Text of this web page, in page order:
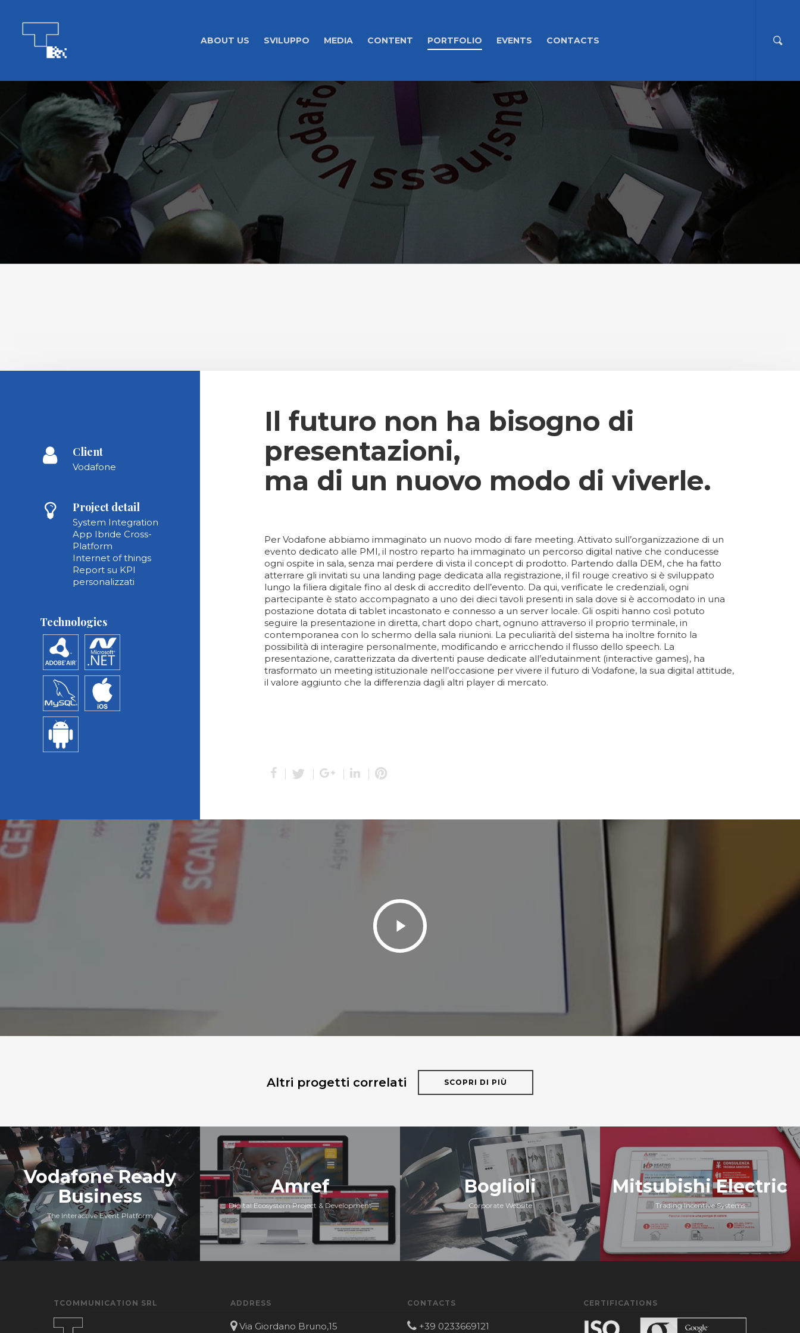
ABOUT US SVILUPPO MEDIA CONTENT PORTFOLIO EVENTS CONTACTS
Client
Vodafone
Project detail
System Integration
App Ibride Cross-
Platform
Internet of things
Report su KPI
personalizzati
Technologies
Il futuro non ha bisogno di
presentazioni,
ma di un nuovo modo di viverle.
Per Vodafone abbiamo immaginato un nuovo modo di fare meeting. Attivato sull’organizzazione di un
evento dedicato alle PMI, il nostro reparto ha immaginato un percorso digital native che conducesse
ogni ospite in sala, senza mai perdere di vista il concept di prodotto. Partendo dalla DEM, che ha fatto
atterrare gli invitati su una landing page dedicata alla registrazione, il fil rouge creativo si è sviluppato
lungo la filiera digitale fino al desk di accredito dell’evento. Da qui, verificate le credenziali, ogni
partecipante è stato accompagnato a uno dei dieci tavoli presenti in sala dove si è accomodato in una
postazione dotata di tablet incastonato e connesso a un server locale. Gli ospiti hanno così potuto
seguire la presentazione in diretta, chart dopo chart, ognuno attraverso il proprio terminale, in
contemporanea con lo schermo della sala riunioni. La peculiarità del sistema ha inoltre fornito la
possibilità di interagire personalmente, modificando e arricchendo il flusso dello speech. La
presentazione, caratterizzata da divertenti pause dedicate all’edutainment (interactive games), ha
trasformato un meeting istituzionale nell’occasione per vivere il futuro di Vodafone, la sua digital attitude,
il valore aggiunto che la differenzia dagli altri player di mercato.
Altri progetti correlati SCOPRI DI PIÙ
Vodafone Ready
Business
The Interactive Event Platform
Amref
Digital Ecosystem Project & Development
Boglioli
Corporate Website
Mitsubishi Electric
Trading Incentive Systems
TCOMMUNICATION SRL ADDRESS
Via Giordano Bruno,15
CONTACTS
+39 0233669121
CERTIFICATIONS